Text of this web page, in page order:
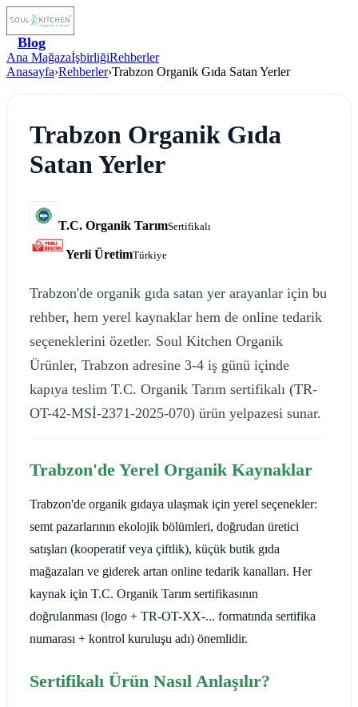
Blog
Ana MağazaİşbirliğiRehberler
Anasayfa›Rehberler›Trabzon Organik Gıda Satan Yerler
Trabzon Organik Gıda
Satan Yerler
T.C. Organik TarımSertifikalı
Yerli ÜretimTürkiye
Trabzon'de organik gıda satan yer arayanlar için bu
rehber, hem yerel kaynaklar hem de online tedarik
seçeneklerini özetler. Soul Kitchen Organik
Ürünler, Trabzon adresine 3-4 iş günü içinde
kapıya teslim T.C. Organik Tarım sertifikalı (TR-
OT-42-MSİ-2371-2025-070) ürün yelpazesi sunar.
Trabzon'de Yerel Organik Kaynaklar
Trabzon'de organik gıdaya ulaşmak için yerel seçenekler:
semt pazarlarının ekolojik bölümleri, doğrudan üretici
satışları (kooperatif veya çiftlik), küçük butik gıda
mağazaları ve giderek artan online tedarik kanalları. Her
kaynak için T.C. Organik Tarım sertifikasının
doğrulanması (logo + TR-OT-XX-... formatında sertifika
numarası + kontrol kuruluşu adı) önemlidir.
Sertifikalı Ürün Nasıl Anlaşılır?